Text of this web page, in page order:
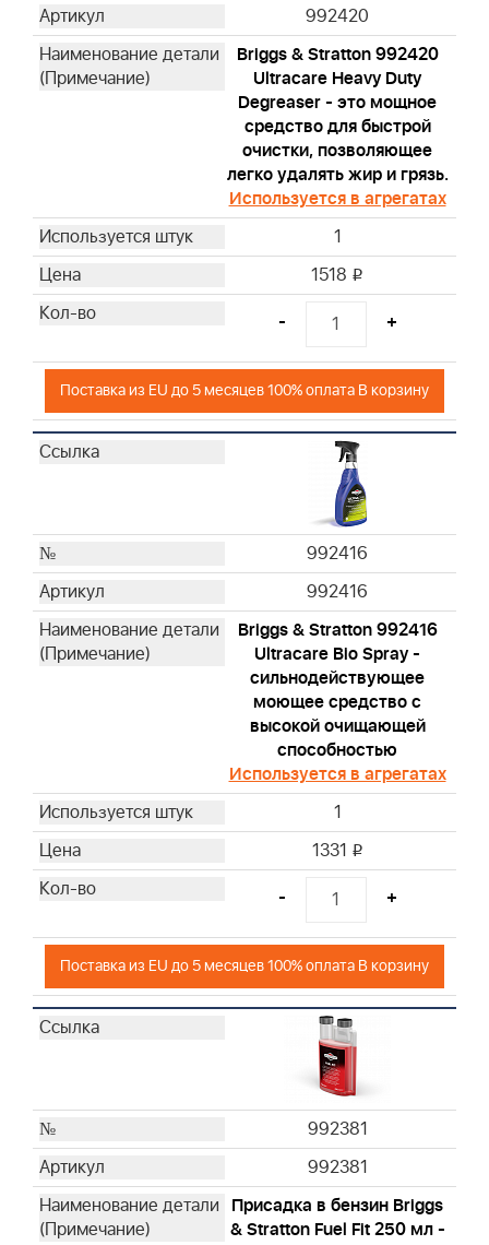
992420
Briggs & Stratton 992420
Ultracare Heavy Duty
Degreaser - это мощное
средство для быстрой
очистки, позволяющее
легко удалять жир и грязь.
Используется в агрегатах
1
1518 i
- +
Поставка из EU до 5 месяцев 100% оплата В корзину
992416
992416
Briggs & Stratton 992416
Ultracare Bio Spray -
сильнодействующее
моющее средство с
высокой очищающей
способностью
Используется в агрегатах
1
1331 i
- +
Поставка из EU до 5 месяцев 100% оплата В корзину
992381
992381
Присадка в бензин Briggs
& Stratton Fuel Fit 250 мл -